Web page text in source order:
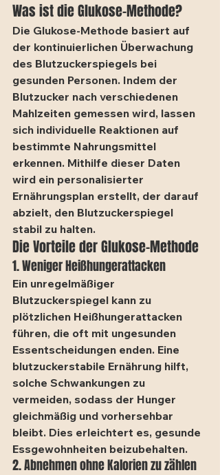
Was ist die Glukose-Methode?
Die Glukose-Methode basiert auf
der kontinuierlichen Überwachung
des Blutzuckerspiegels bei
gesunden Personen. Indem der
Blutzucker nach verschiedenen
Mahlzeiten gemessen wird, lassen
sich individuelle Reaktionen auf
bestimmte Nahrungsmittel
erkennen. Mithilfe dieser Daten
wird ein personalisierter
Ernährungsplan erstellt, der darauf
abzielt, den Blutzuckerspiegel
stabil zu halten.
Die Vorteile der Glukose-Methode
1. Weniger Heißhungerattacken
Ein unregelmäßiger
Blutzuckerspiegel kann zu
plötzlichen Heißhungerattacken
führen, die oft mit ungesunden
Essentscheidungen enden. Eine
blutzuckerstabile Ernährung hilft,
solche Schwankungen zu
vermeiden, sodass der Hunger
gleichmäßig und vorhersehbar
bleibt. Dies erleichtert es, gesunde
Essgewohnheiten beizubehalten.
2. Abnehmen ohne Kalorien zu zählen